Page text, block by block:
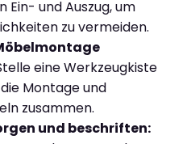
Ein- und Auszug, um
zu vermeiden.
eine Werkzeugkiste
Montage und
zusammen.
und beschriften: